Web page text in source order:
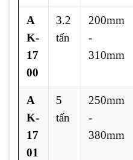
A
K-
17
00
3.2
tấn
200mm
-
310mm
A
K-
17
01
5
tấn
250mm
-
380mm